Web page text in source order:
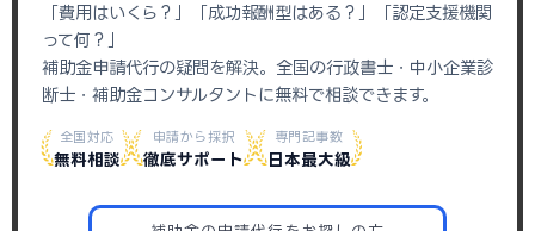
「費用はいくら？」「成功報酬型はある？」「認定支援機関
って何？」
補助金申請代行の疑問を解決。全国の行政書士・中小企業診
断士・補助金コンサルタントに無料で相談できます。
全国対応
無料相談
申請から採択
徹底サポート
専門記事数
日本最大級